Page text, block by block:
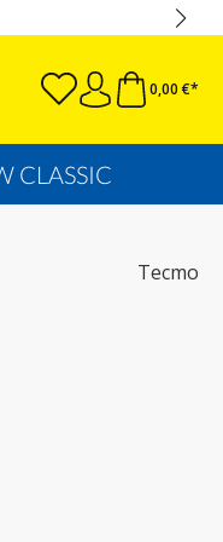
0,00 €*
CLASSIC
Tecmo